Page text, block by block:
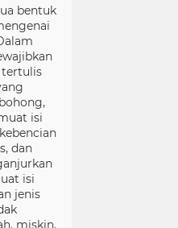
bentuk
tertulis
isi
dan
isi
jenis
miskin,